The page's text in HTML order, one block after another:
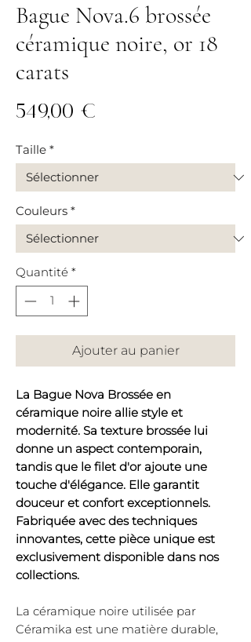
Bague Nova.6 brossée
céramique noire, or 18
carats
549,00 €
Taille *
Couleurs *
Quantité *
Ajouter au panier
La Bague Nova Brossée en
céramique noire allie style et
modernité. Sa texture brossée lui
donne un aspect contemporain,
tandis que le filet d'or ajoute une
touche d'élégance. Elle garantit
douceur et confort exceptionnels.
Fabriquée avec des techniques
innovantes, cette pièce unique est
exclusivement disponible dans nos
collections.
La céramique noire utilisée par
Céramika est une matière durable,